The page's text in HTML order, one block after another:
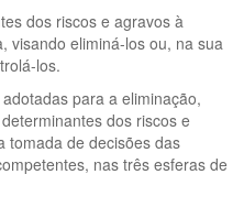
dos riscos e agravos à
visando eliminá-los ou, na sua
los.
para a eliminação,
dos riscos e
tomada de decisões das
nas três esferas de